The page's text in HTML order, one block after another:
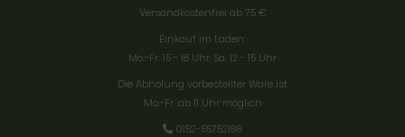
Versandkostenfrei ab 75 €
Einkauf im Laden:
Mo.-Fr. 15 - 18 Uhr, Sa. 12 - 15 Uhr
Die Abholung vorbestellter Ware ist
Mo.-Fr. ab 11 Uhr möglich
0152-55752198